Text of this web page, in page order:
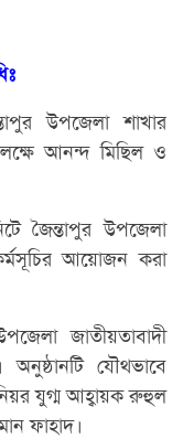
উপজেলা শাখার
আনন্দ মিছিল ও
জৈন্তাপুর উপজেলা
আয়োজন করা
জাতীয়তাবাদী
অনুষ্ঠানটি যৌথভাবে
যুগ্ম আহ্বায়ক রুহুল
ফাহাদ।